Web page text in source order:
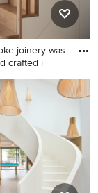
joinery was
crafted i
en modern